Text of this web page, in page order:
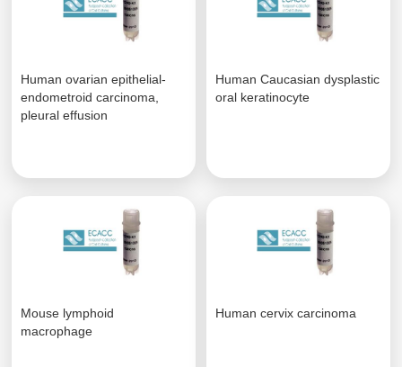
Human ovarian epithelial-
endometroid carcinoma,
pleural effusion
Human Caucasian dysplastic
oral keratinocyte
Mouse lymphoid
macrophage
Human cervix carcinoma